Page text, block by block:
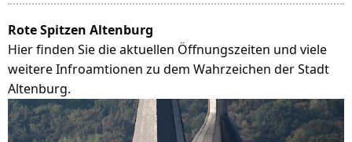
Rote Spitzen Altenburg
Hier finden Sie die aktuellen Öffnungszeiten und viele
weitere Infroamtionen zu dem Wahrzeichen der Stadt
Altenburg.